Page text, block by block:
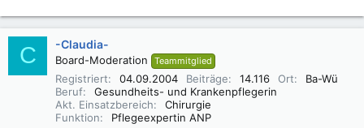
C -Claudia-
Board-Moderation Teammitglied
Registriert 04.09.2004 Beiträge 14.116 Ort
Ba-Wü
Beruf
Gesundheits- und Krankenpflegerin
Akt. Einsatzbereich
Chirurgie
Funktion
Pflegeexpertin ANP